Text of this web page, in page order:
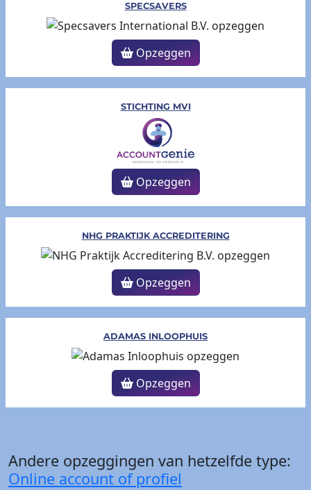
SPECSAVERS
Opzeggen
STICHTING MVI
Opzeggen
NHG PRAKTIJK ACCREDITERING
Opzeggen
ADAMAS INLOOPHUIS
Opzeggen
Andere opzeggingen van hetzelfde type:
Online account of profiel